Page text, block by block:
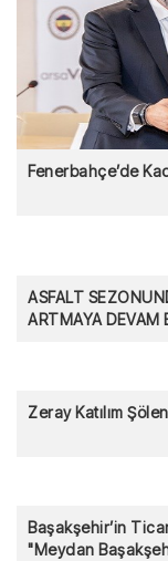
Fenerbahçe’de
ASFALT
ARTMAYA DEVAM
Zeray Katılım
Başakşehir’in
"Meydan